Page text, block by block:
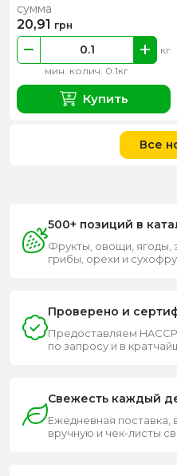
мин. колич. 0.1кг
кг
сумма
20,91 грн
Купить
Все
500+ позиций в
Фрукты, овощи, ягоды,
грибы, орехи и
Проверено и
Предоставляем
по запросу и в
Свежесть каждый
Ежедневная поставка,
вручную и чек-листы